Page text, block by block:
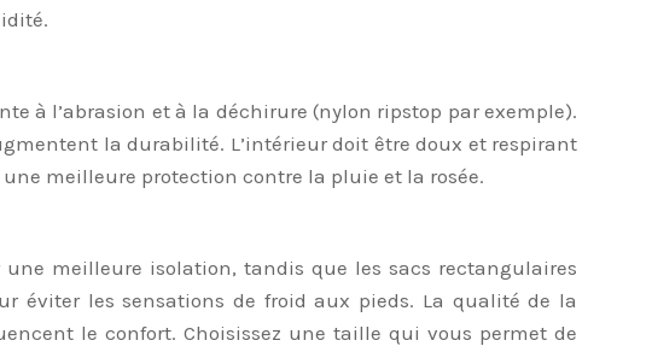
à l’abrasion et à la déchirure (nylon ripstop par exemple).
la durabilité. L’intérieur doit être doux et respirant
meilleure protection contre la pluie et la rosée.
meilleure isolation, tandis que les sacs rectangulaires
éviter les sensations de froid aux pieds. La qualité de la
le confort. Choisissez une taille qui vous permet de